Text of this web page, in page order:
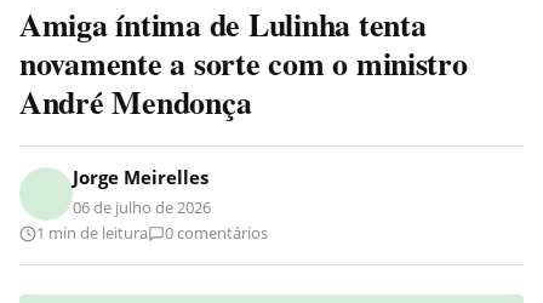
Amiga íntima de Lulinha tenta
novamente a sorte com o ministro
André Mendonça
Jorge Meirelles
06 de julho de 2026
1 min de leitura
0 comentários